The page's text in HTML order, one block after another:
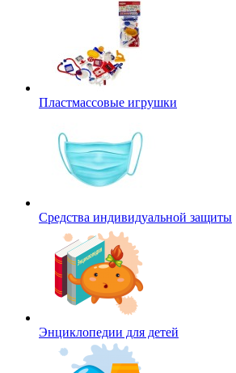
Пластмассовые игрушки
Средства индивидуальной защиты
Энциклопедии для детей